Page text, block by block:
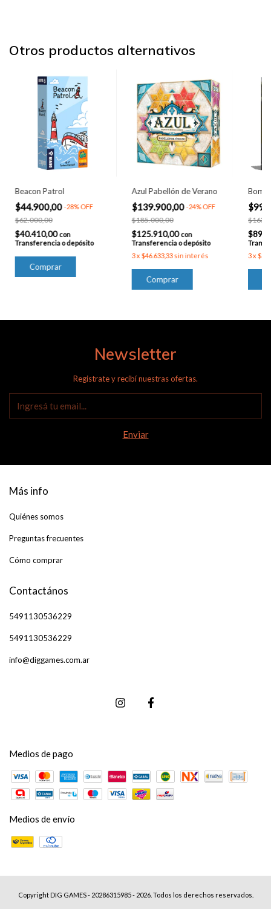
Otros productos alternativos
Beacon Patrol
$44.900,00-28%OFF
$62.000,00
$40.410,00con
Transferencia o depósito
Azul Pabellón de Verano
$139.900,00-24%OFF
$185.000,00
$125.910,00con
Transferencia o depósito
3x $46.633,33sin interés
Bomb
3x
Newsletter
Registrate y recibí nuestras ofertas.
Más info
Quiénes somos
Preguntas frecuentes
Cómo comprar
Contactános
5491130536229
5491130536229
info@diggames.com.ar
Medios de pago
Medios de envío
Copyright DIG GAMES - 20286315985 - 2026. Todos los derechos reservados.